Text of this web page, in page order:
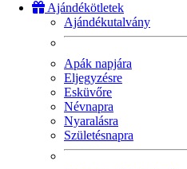
Ajándékötletek
Ajándékutalvány
Apák napjára
Eljegyzésre
Esküvőre
Névnapra
Nyaralásra
Születésnapra